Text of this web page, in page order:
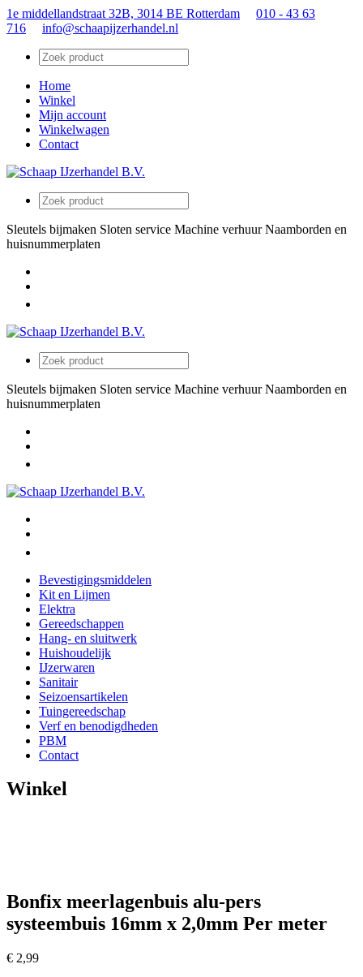
1e middellandstraat 32B, 3014 BE Rotterdam
010 - 43 63
716
info@schaapijzerhandel.nl
Home
Winkel
Mijn account
Winkelwagen
Contact
Sleutels bijmaken Sloten service Machine verhuur Naamborden en
huisnummerplaten
Sleutels bijmaken Sloten service Machine verhuur Naamborden en
huisnummerplaten
Bevestigingsmiddelen
Kit en Lijmen
Elektra
Gereedschappen
Hang- en sluitwerk
Huishoudelijk
IJzerwaren
Sanitair
Seizoensartikelen
Tuingereedschap
Verf en benodigdheden
PBM
Contact
Winkel
Bonfix meerlagenbuis alu-pers
systeembuis 16mm x 2,0mm Per meter
€ 2,99